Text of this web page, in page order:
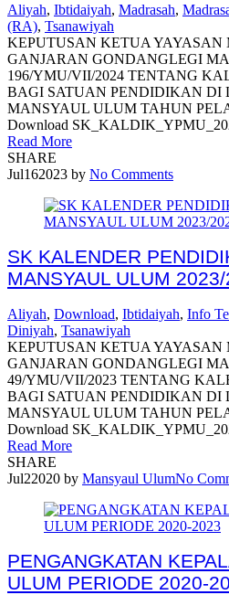
Aliyah, Ibtidaiyah, Madrasah,
(RA), Tsanawiyah
KEPUTUSAN KETUA
GANJARAN GONDANGLEGI
196/YMU/VII/2024 TENTANG
BAGI SATUAN PENDIDIKAN DI
MANSYAUL ULUM TAHUN
Download
Read More
SHARE
Jul162023 by No Comments
SK KALENDER
MANSYAUL ULUM
Aliyah, Download, Ibtidaiyah, Info
Diniyah, Tsanawiyah
KEPUTUSAN KETUA
GANJARAN GONDANGLEGI
49/YMU/VII/2023 TENTANG
BAGI SATUAN PENDIDIKAN DI
MANSYAUL ULUM TAHUN
Download
Read More
SHARE
Jul22020 by Mansyaul UlumNo
PENGANGKATAN
ULUM PERIODE 2020-